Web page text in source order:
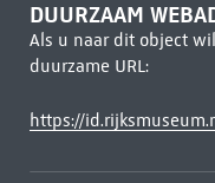
DUURZAAM
Als u naar dit object
duurzame URL:
https://